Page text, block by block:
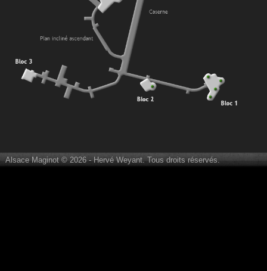
Alsace Maginot © 2026 - Hervé Weyant. Tous droits réservés.